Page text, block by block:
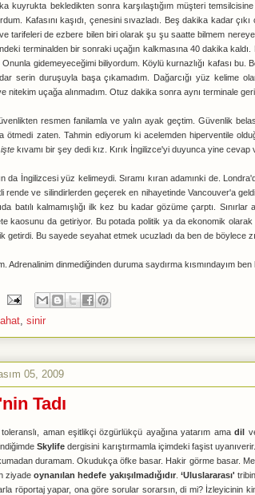
kuyrukta bekledikten sonra karşılaştığım müşteri
Kafasını kaşıdı, çenesini sıvazladı. Beş dakika kadar
tarifeleri de ezbere bilen biri olarak şu şu saatte bilmem
terminalden bir sonraki uçağın kalkmasına 40 dakika
Onunla gidemeyeceğimi biliyordum. Köylü kurnazlığı kafası
serin duruşuyla başa çıkamadım. Dağarcığı yüz kelime
nitekim uçağa alınmadım. Otuz dakika sonra aynı terminale
resmen fanilamla ve yalın ayak geçtim. Güvenlik
ötmedi zaten. Tahmin ediyorum ki acelemden hiperventile
kıvamı bir şey dedi kız. Kırık İngilizce'yi duyunca yine
da İngilizcesi yüz kelimeydi. Sıramı kıran adamınki de.
rende ve silindirlerden geçerek en nihayetinde Vancouver'a
batılı kalmamışlığı ilk kez bu kadar gözüme çarptı.
kaosunu da getiriyor. Bu potada politik ya da ekonomik
getirdi. Bu sayede seyahat etmek ucuzladı da ben de böylece
Adrenalinim dinmediğinden duruma saydırma kısmındayım ben
, sinir
05, 2009
Tadı
aman eşitlikçi özgürlükçü ayağına yatarım amadil
Skylife dergisini karıştırmamla içimdeki faşist
duramam. Okudukça öfke basar. Hakir görme basar.
ziyadeoynanılan hedefe yakışılmadığıdır. ‘Uluslararası'
röportaj yapar, ona göre sorular sorarsın, di mi? İzleyicinin